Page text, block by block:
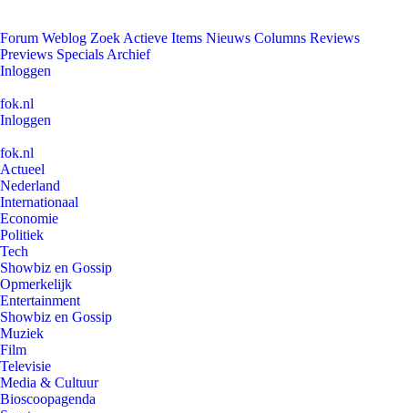
Forum Weblog Zoek Actieve Items Nieuws Columns Reviews
Previews Specials Archief
Inloggen
fok.nl
Inloggen
fok.nl
Actueel
Nederland
Internationaal
Economie
Politiek
Tech
Showbiz en Gossip
Opmerkelijk
Entertainment
Showbiz en Gossip
Muziek
Film
Televisie
Media & Cultuur
Bioscoopagenda